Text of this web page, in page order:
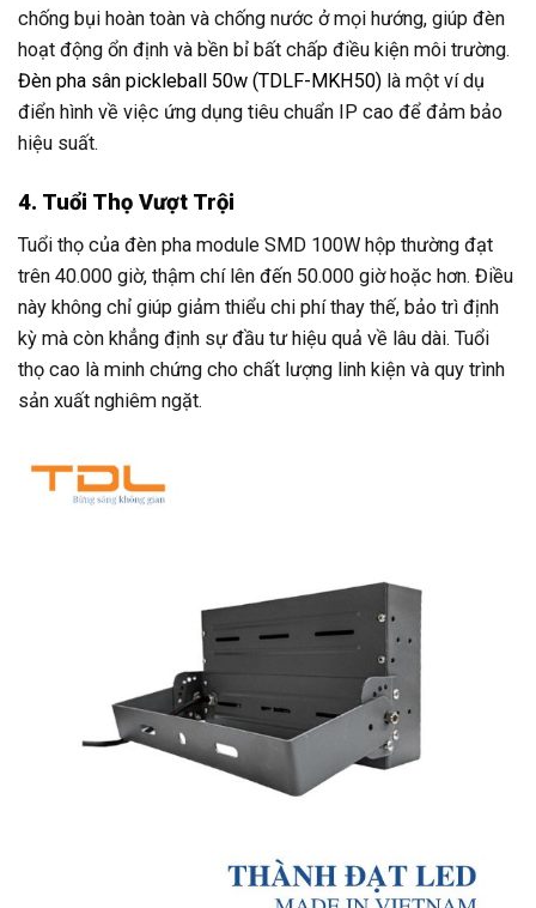
chống bụi hoàn toàn và chống nước ở mọi hướng, giúp đèn
hoạt động ổn định và bền bỉ bất chấp điều kiện môi trường.
Đèn pha sân pickleball 50w (TDLF-MKH50) là một ví dụ
điển hình về việc ứng dụng tiêu chuẩn IP cao để đảm bảo
hiệu suất.
4. Tuổi Thọ Vượt Trội
Tuổi thọ của đèn pha module SMD 100W hộp thường đạt
trên 40.000 giờ, thậm chí lên đến 50.000 giờ hoặc hơn. Điều
này không chỉ giúp giảm thiểu chi phí thay thế, bảo trì định
kỳ mà còn khẳng định sự đầu tư hiệu quả về lâu dài. Tuổi
thọ cao là minh chứng cho chất lượng linh kiện và quy trình
sản xuất nghiêm ngặt.